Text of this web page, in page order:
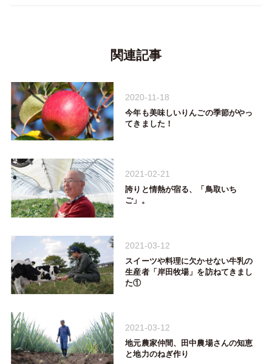
関連記事
2020-11-18
今年も美味しいりんごの季節がやっ
てきました！
2021-02-21
誇りと情熱が宿る、「鳥取いち
ご」。
2021-03-12
スイーツや料理に欠かせない牛乳の
生産者「岸田牧場」を訪ねてきまし
た①
2021-03-12
地元農家仲間、田中農場さんの知恵
と地力のねぎ作り